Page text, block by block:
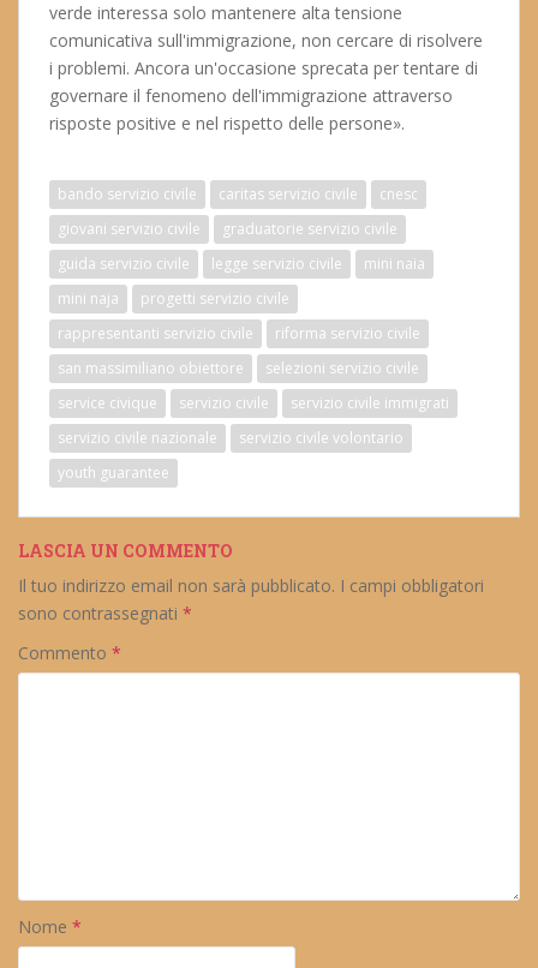
verde interessa solo mantenere alta tensione
comunicativa sull'immigrazione, non cercare di risolvere
i problemi. Ancora un'occasione sprecata per tentare di
governare il fenomeno dell'immigrazione attraverso
risposte positive e nel rispetto delle persone».
bando servizio civile caritas servizio civile
cnesc
giovani servizio civile
graduatorie servizio civile
guida servizio civile
legge servizio civile
mini naia
mini naja
progetti servizio civile
rappresentanti servizio civile
riforma servizio civile
san massimiliano obiettore
selezioni servizio civile
service civique
servizio civile
servizio civile immigrati
servizio civile nazionale
servizio civile volontario
youth guarantee
LASCIA UN COMMENTO
Il tuo indirizzo email non sarà pubblicato. I campi obbligatori
sono contrassegnati *
Commento *
Nome *